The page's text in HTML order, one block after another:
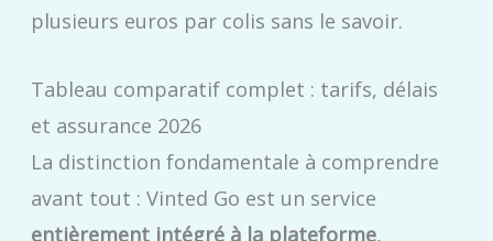
plusieurs euros par colis sans le savoir.
Tableau comparatif complet : tarifs, délais
et assurance 2026
La distinction fondamentale à comprendre
avant tout : Vinted Go est un service
entièrement intégré à la plateforme,